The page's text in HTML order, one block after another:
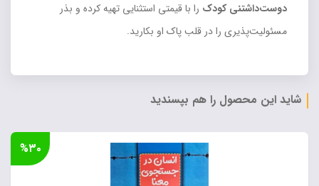
دوست‌داشتنی کودک را با قیمتی استثنایی تهیه کرده و بذر
مسئولیت‌پذیری را در قلب پاک او بکارید.
شاید این محصول را هم بپسندید
%۳۰